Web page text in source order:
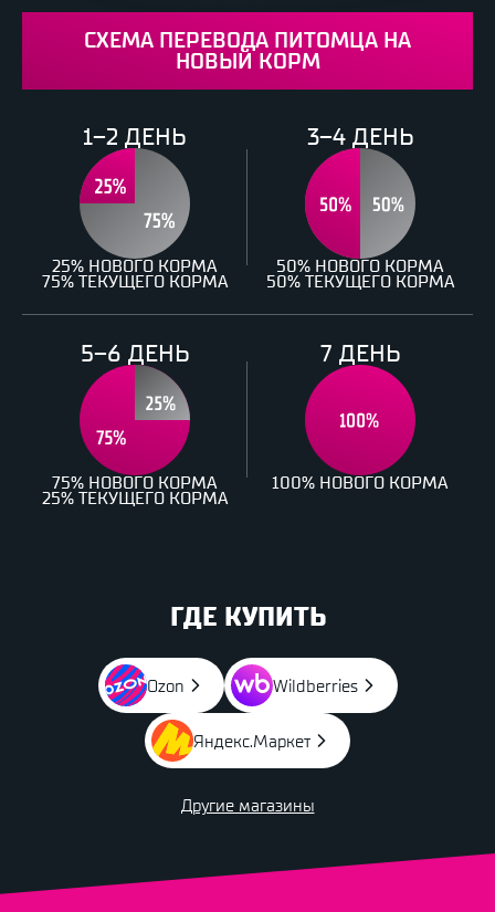
СХЕМА ПЕРЕВОДА ПИТОМЦА НА
НОВЫЙ КОРМ
1–2 ДЕНЬ
25% НОВОГО КОРМА
75% ТЕКУЩЕГО КОРМА
3–4 ДЕНЬ
50% НОВОГО КОРМА
50% ТЕКУЩЕГО КОРМА
5–6 ДЕНЬ
75% НОВОГО КОРМА
25% ТЕКУЩЕГО КОРМА
7 ДЕНЬ
100% НОВОГО КОРМА
ГДЕ КУПИТЬ
Ozon Wildberries
Яндекс.Маркет
Другие магазины